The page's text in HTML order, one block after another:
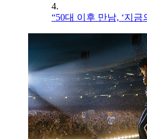
4.
“50대 이후 만남, ‘지